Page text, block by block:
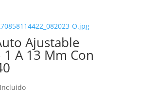
Ajustable
A 13 Mm Con